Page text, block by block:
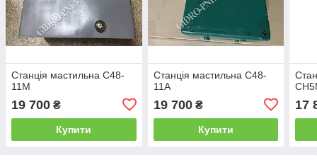
Станція мастильна С48-
11М
19 700 ₴
Купити
Станція мастильна С48-
11А
19 700₴
Купити
17